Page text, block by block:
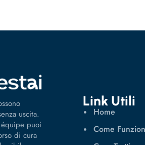
uscita.
puoi
di cura
Link Utili
Home
Come